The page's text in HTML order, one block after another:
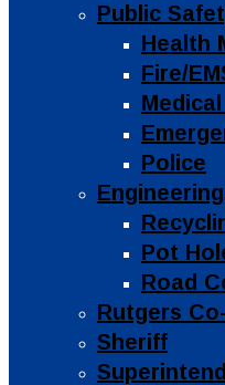
Public
Health
Fire/
Police
Pot
Road
Rutgers
Sheriff